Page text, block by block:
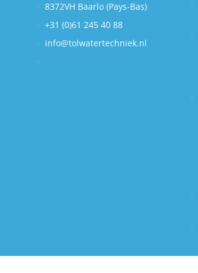
8372VH Baarlo (Pays-Bas)
+31 (0)61 245 40 88
info@tolwatertechniek.nl